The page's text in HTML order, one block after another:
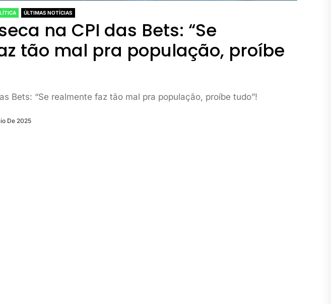
ÚLTIMAS NOTÍCIAS
na CPI das Bets: “Se
tão mal pra população, proíbe
Bets: “Se realmente faz tão mal pra população, proíbe tudo”!
De 2025